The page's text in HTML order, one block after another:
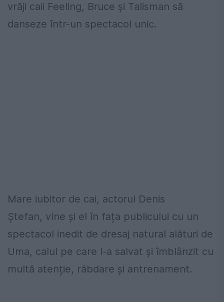
vrăji caii Feeling, Bruce și Talisman să
danseze într-un spectacol unic.
Mare iubitor de cai, actorul Denis
Ștefan, vine și el în fața publicului cu un
spectacol inedit de dresaj natural alături de
Uma, calul pe care l-a salvat și îmblânzit cu
multă atenție, răbdare și antrenament.